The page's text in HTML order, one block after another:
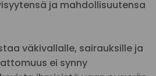
ja mahdollisuutensa
väkivallalle, sairauksille ja
ei synny